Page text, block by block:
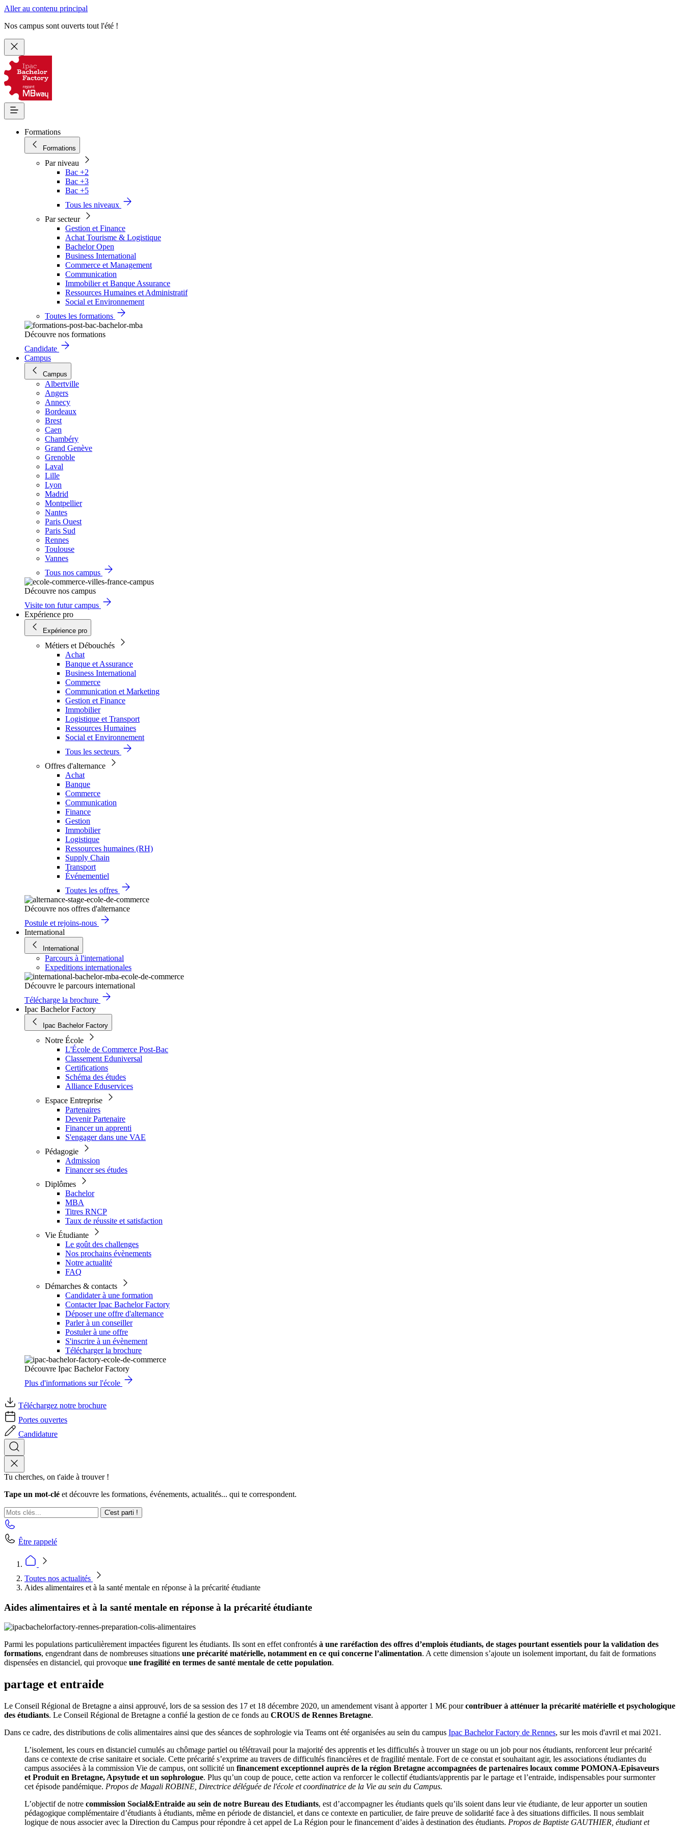
Aller au contenu principal
Nos campus sont ouverts tout l'été !
Formations
Formations
Par niveau
Bac +2
Bac +3
Bac +5
Tous les niveaux
Par secteur
Gestion et Finance
Achat Tourisme & Logistique
Bachelor Open
Business International
Commerce et Management
Communication
Immobilier et Banque Assurance
Ressources Humaines et Administratif
Social et Environnement
Toutes les formations
Découvre nos formations
Candidate
Campus
Campus
Albertville
Angers
Annecy
Bordeaux
Brest
Caen
Chambéry
Grand Genève
Grenoble
Laval
Lille
Lyon
Madrid
Montpellier
Nantes
Paris Ouest
Paris Sud
Rennes
Toulouse
Vannes
Tous nos campus
Découvre nos campus
Visite ton futur campus
Expérience pro
Expérience pro
Métiers et Débouchés
Achat
Banque et Assurance
Business International
Commerce
Communication et Marketing
Gestion et Finance
Immobilier
Logistique et Transport
Ressources Humaines
Social et Environnement
Tous les secteurs
Offres d'alternance
Achat
Banque
Commerce
Communication
Finance
Gestion
Immobilier
Logistique
Ressources humaines (RH)
Supply Chain
Transport
Événementiel
Toutes les offres
Découvre nos offres d'alternance
Postule et rejoins-nous
International
International
Parcours à l'international
Expeditions internationales
Découvre le parcours international
Télécharge la brochure
Ipac Bachelor Factory
Ipac Bachelor Factory
Notre École
L'École de Commerce Post-Bac
Classement Eduniversal
Certifications
Schéma des études
Alliance Eduservices
Espace Entreprise
Partenaires
Devenir Partenaire
Financer un apprenti
S'engager dans une VAE
Pédagogie
Admission
Financer ses études
Diplômes
Bachelor
MBA
Titres RNCP
Taux de réussite et satisfaction
Vie Étudiante
Le goût des challenges
Nos prochains évènements
Notre actualité
FAQ
Démarches & contacts
Candidater à une formation
Contacter Ipac Bachelor Factory
Déposer une offre d'alternance
Parler à un conseiller
Postuler à une offre
S'inscrire à un évènement
Télécharger la brochure
Découvre Ipac Bachelor Factory
Plus d'informations sur l'école
Téléchargez notre brochure
Portes ouvertes
Candidature
Tu cherches, on t'aide à trouver !
Tape un mot-clé et découvre les formations, événements, actualités... qui te correspondent.
C'est parti !
Être rappelé
Toutes nos actualités
Aides alimentaires et à la santé mentale en réponse à la précarité étudiante
Aides alimentaires et à la santé mentale en réponse à la précarité étudiante
Parmi les populations particulièrement impactées figurent les étudiants. Ils sont en effet confrontés à une raréfaction des offres d’emplois étudiants, de stages pourtant essentiels pour la validation des
formations, engendrant dans de nombreuses situations une précarité matérielle, notamment en ce qui concerne l’alimentation. A cette dimension s’ajoute un isolement important, du fait de formations
dispensées en distanciel, qui provoque une fragilité en termes de santé mentale de cette population.
partage et entraide
Le Conseil Régional de Bretagne a ainsi approuvé, lors de sa session des 17 et 18 décembre 2020, un amendement visant à apporter 1 M€ pourcontribuer à atténuer la précarité matérielle et psychologique
des étudiants. Le Conseil Régional de Bretagne a confié la gestion de ce fonds au CROUS de Rennes Bretagne.
Dans ce cadre, des distributions de colis alimentaires ainsi que des séances de sophrologie via Teams ont été organisées au sein du campus Ipac Bachelor Factory de Rennes, sur les mois d'avril et mai 2021.
L’isolement, les cours en distanciel cumulés au chômage partiel ou télétravail pour la majorité des apprentis et les difficultés à trouver un stage ou un job pour nos étudiants, renforcent leur précarité
dans ce contexte de crise sanitaire et sociale. Cette précarité s’exprime au travers de difficultés financières et de fragilité mentale. Fort de ce constat et souhaitant agir, les associations étudiantes du
campus associées à la commission Vie de campus, ont sollicité un financement exceptionnel auprès de la région Bretagne accompagnées de partenaires locaux comme POMONA-Episaveurs
et Produit en Bretagne, Apsytude et un sophrologue. Plus qu’un coup de pouce, cette action va renforcer le collectif étudiants/apprentis par le partage et l’entraide, indispensables pour surmonter
cet épisode pandémique. Propos de Magali ROBINE, Directrice déléguée de l'école et coordinatrice de la Vie au sein du Campus.
L’objectif de notre commission Social&Entraide au sein de notre Bureau des Etudiants, est d’accompagner les étudiants quels qu’ils soient dans leur vie étudiante, de leur apporter un soutien
pédagogique complémentaire d’étudiants à étudiants, même en période de distanciel, et dans ce contexte en particulier, de faire preuve de solidarité face à des situations difficiles. Il nous semblait
logique de nous associer avec la Direction du Campus pour répondre à cet appel de La Région pour le financement d’aides à destination des étudiants. Propos de Baptiste GAUTHIER, étudiant et